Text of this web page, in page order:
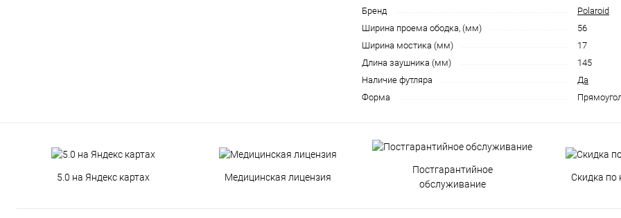
Бренд
Polaroid
Ширина проема ободка, (мм)
56
Ширина мостика (мм)
17
Длина заушника (мм)
145
Наличие футляра
Да
Форма
5.0 на Яндекс картах Медицинская лицензия
Постгарантийное
обслуживание
Скидка по